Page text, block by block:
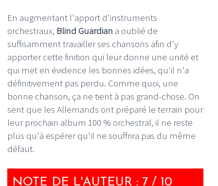
En augmentant l'apport d'instruments
orchestraux, Blind Guardian a oublié de
suffisamment travailler ses chansons afin d'y
apporter cette finition qui leur donne une unité et
qui met en évidence les bonnes idées, qu'il n'a
définitivement pas perdu. Comme quoi, une
bonne chanson, ça ne tient à pas grand-chose. On
sent que les Allemands ont préparé le terrain pour
leur prochain album 100 % orchestral, il ne reste
plus qu'à espérer qu'il ne souffrira pas du même
défaut.
NOTE DE L'AUTEUR : 7 / 10